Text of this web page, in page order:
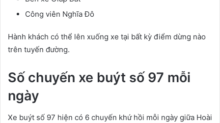
Công viên Nghĩa Đô
Hành khách có thể lên xuống xe tại bất kỳ điểm dừng nào
trên tuyến đường.
Số chuyến xe buýt số 97 mỗi
ngày
Xe buýt số 97 hiện có 6 chuyến khứ hồi mỗi ngày giữa Hoài